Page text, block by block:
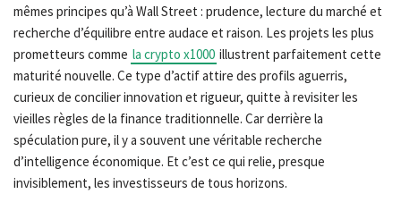
mêmes principes qu’à Wall Street : prudence, lecture du marché et
recherche d’équilibre entre audace et raison. Les projets les plus
prometteurs comme la crypto x1000 illustrent parfaitement cette
maturité nouvelle. Ce type d’actif attire des profils aguerris,
curieux de concilier innovation et rigueur, quitte à revisiter les
vieilles règles de la finance traditionnelle. Car derrière la
spéculation pure, il y a souvent une véritable recherche
d’intelligence économique. Et c’est ce qui relie, presque
invisiblement, les investisseurs de tous horizons.